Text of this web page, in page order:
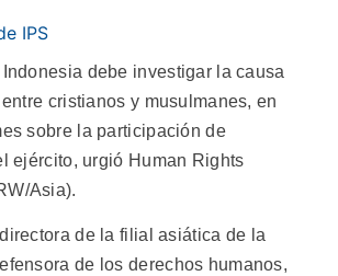
IPS
debe investigar la causa
cristianos y musulmanes, en
sobre la participación de
ejército, urgió Human Rights
Asia).
de la filial asiática de la
de los derechos humanos,